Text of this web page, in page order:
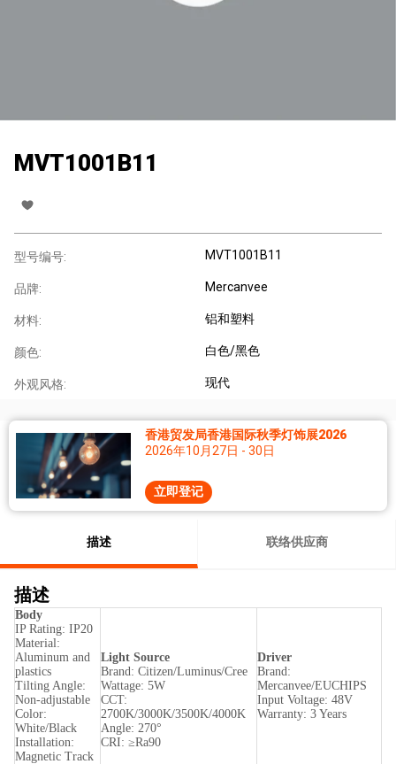
MVT1001B11
型号编号: MVT1001B11
品牌: Mercanvee
材料: 铝和塑料
颜色: 白色/黑色
外观风格: 现代
香港贸发局香港国际秋季灯饰展2026
2026年10月27日 - 30日
立即登记
描述 联络供应商
描述
Body
IP Rating: IP20
Material:
Aluminum and
plastics
Tilting Angle:
Non-adjustable
Color:
White/Black
Installation:
Magnetic Track
Light Source
Brand: Citizen/Luminus/Cree
Wattage: 5W
CCT:
2700K/3000K/3500K/4000K
Angle: 270°
CRI: ≥Ra90
Driver
Brand:
Mercanvee/EUCHIPS
Input Voltage: 48V
Warranty: 3 Years